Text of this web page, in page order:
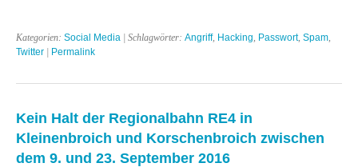
Kategorien: Social Media | Schlagwörter: Angriff, Hacking Passwort, Spam
Twitter | Permalink
Kein Halt der Regionalbahn RE4 in
Kleinenbroich und Korschenbroich zwischen
dem 9. und 23. September 2016